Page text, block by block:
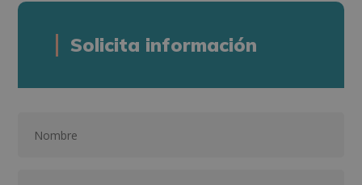
Solicita información